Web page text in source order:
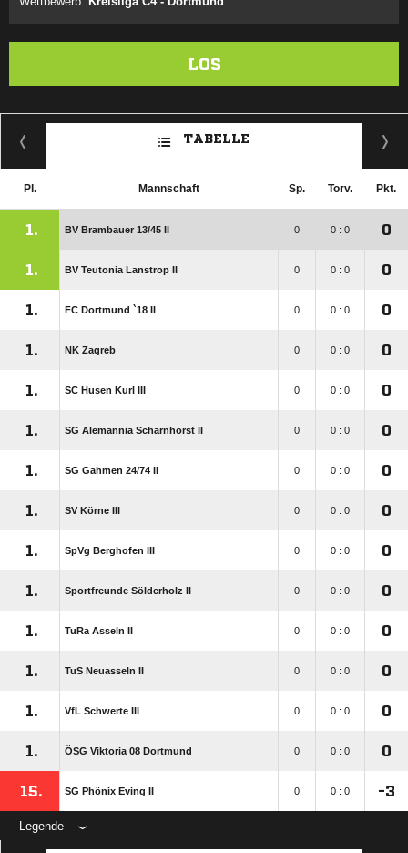
LOS
TABELLE
Pl. Mannschaft Sp. Torv. Pkt.
1. BV Brambauer 13/​45 II 0 0 : 0 0
1. BV Teutonia Lanstrop II 0 0 : 0 0
1. FC Dortmund `18 II 0 0 : 0 0
1. NK Zagreb 0 0 : 0 0
1. SC Husen Kurl III 0 0 : 0 0
1. SG Alemannia Scharnhorst II 0 0 : 0 0
1. SG Gahmen 24/​74 II 0 0 : 0 0
1. SV Körne III 0 0 : 0 0
1. SpVg Berghofen III 0 0 : 0 0
1. Sportfreunde Sölderholz II 0 0 : 0 0
1. TuRa Asseln II 0 0 : 0 0
1. TuS Neuasseln II 0 0 : 0 0
1. VfL Schwerte III 0 0 : 0 0
1. ÖSG Viktoria 08 Dortmund 0 0 : 0 0
15. SG Phönix Eving II 0 0 : 0 -3
Legende